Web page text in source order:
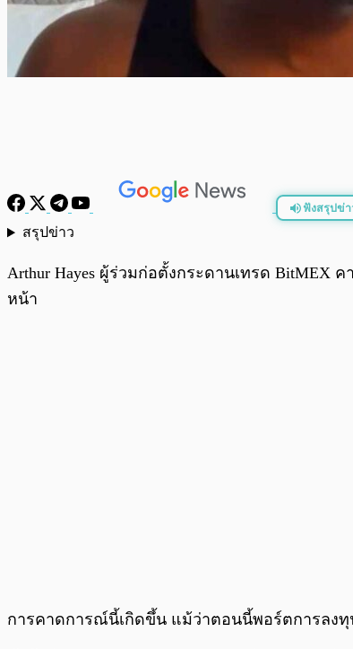
ฟังสรุปข่า
สรุปข่าว
Arthur Hayes ผู้ร่วมก่อตั้งกระดานเทรด BitMEX
หน้า
การคาดการณ์นี้เกิดขึ้น แม้ว่าตอนนี้พอร์ตการลงทุ